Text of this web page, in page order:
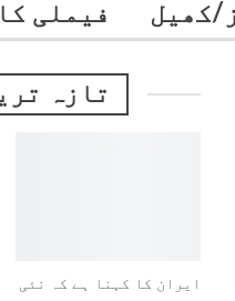
کھیل فیملی
تازہ
ایران کا کہنا ہے کہ نئی